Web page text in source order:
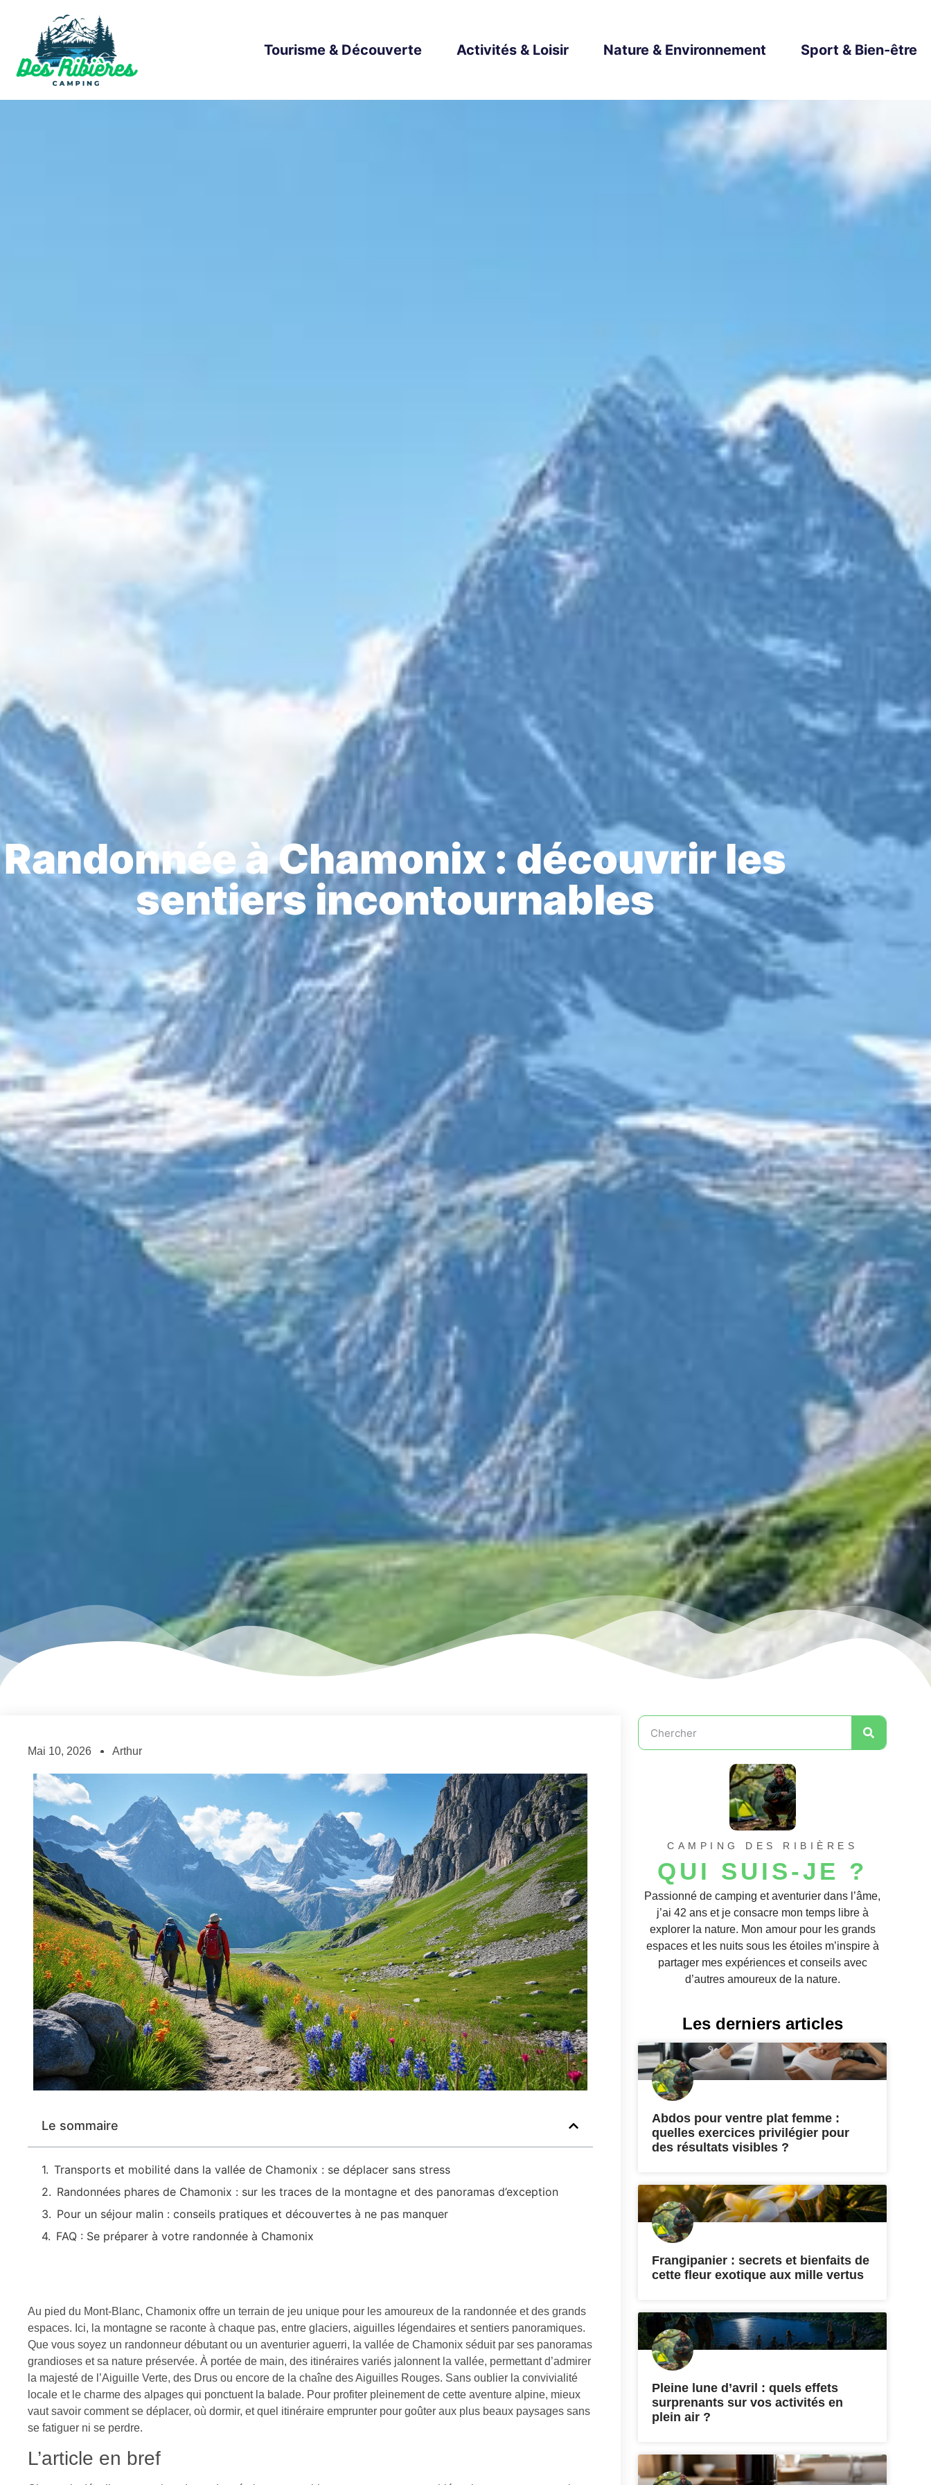
Tourisme & Découverte Activités & Loisir Nature & Environnement Sport & Bien-être
Randonnée à Chamonix : découvrir les
sentiers incontournables
Mai 10, 2026 Arthur
Le sommaire
Transports et mobilité dans la vallée de Chamonix : se déplacer sans stress
Randonnées phares de Chamonix : sur les traces de la montagne et des panoramas d’exception
Pour un séjour malin : conseils pratiques et découvertes à ne pas manquer
FAQ : Se préparer à votre randonnée à Chamonix
Au pied du Mont-Blanc, Chamonix offre un terrain de jeu unique pour les amoureux de la randonnée et des grands
espaces. Ici, la montagne se raconte à chaque pas, entre glaciers, aiguilles légendaires et sentiers panoramiques.
Que vous soyez un randonneur débutant ou un aventurier aguerri, la vallée de Chamonix séduit par ses panoramas
grandioses et sa nature préservée. À portée de main, des itinéraires variés jalonnent la vallée, permettant d’admirer
la majesté de l’Aiguille Verte, des Drus ou encore de la chaîne des Aiguilles Rouges. Sans oublier la convivialité
locale et le charme des alpages qui ponctuent la balade. Pour profiter pleinement de cette aventure alpine, mieux
vaut savoir comment se déplacer, où dormir, et quel itinéraire emprunter pour goûter aux plus beaux paysages sans
se fatiguer ni se perdre.
L’article en bref
CAMPING DES RIBIÈRES
QUI SUIS-JE ?
Passionné de camping et aventurier dans l’âme,
j’ai 42 ans et je consacre mon temps libre à
explorer la nature. Mon amour pour les grands
espaces et les nuits sous les étoiles m’inspire à
partager mes expériences et conseils avec
d’autres amoureux de la nature.
Les derniers articles
Abdos pour ventre plat femme :
quelles exercices privilégier pour
des résultats visibles ?
Frangipanier : secrets et bienfaits de
cette fleur exotique aux mille vertus
Pleine lune d’avril : quels effets
surprenants sur vos activités en
plein air ?